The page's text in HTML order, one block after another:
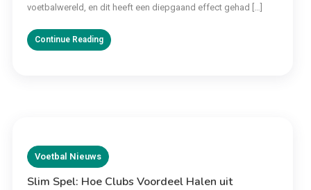
voetbalwereld, en dit heeft een diepgaand effect gehad […]
Continue Reading
Voetbal Nieuws
Slim Spel: Hoe Clubs Voordeel Halen uit